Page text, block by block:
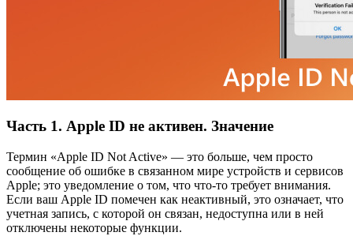
Часть 1. Apple ID не активен. Значение
Термин «Apple ID Not Active» — это больше, чем просто
сообщение об ошибке в связанном мире устройств и сервисов
Apple; это уведомление о том, что что-то требует внимания.
Если ваш Apple ID помечен как неактивный, это означает, что
учетная запись, с которой он связан, недоступна или в ней
отключены некоторые функции.